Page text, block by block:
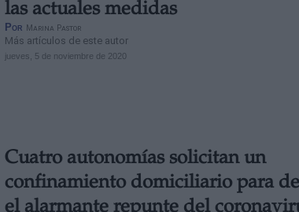
las actuales medidas
Por Marina Pastor
Más artículos de este autor
jueves, 5 de noviembre de 2020
Cuatro autonomías solicitan un
confinamiento domiciliario para
el alarmante repunte del